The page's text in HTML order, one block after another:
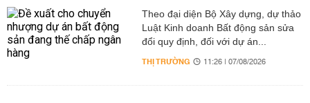
Theo đại diện Bộ Xây dựng, dự thảo
Luật Kinh doanh Bất động sản sửa
đổi quy định, đối với dự án...
THỊ TRƯỜNG 11:26 | 07/08/2026